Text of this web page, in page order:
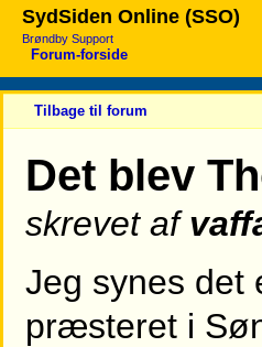
SydSiden Online (SSO)
Brøndby Support
Forum-forside
Tilbage til forum
Det blev
skrevet af
Jeg synes det
præsteret i